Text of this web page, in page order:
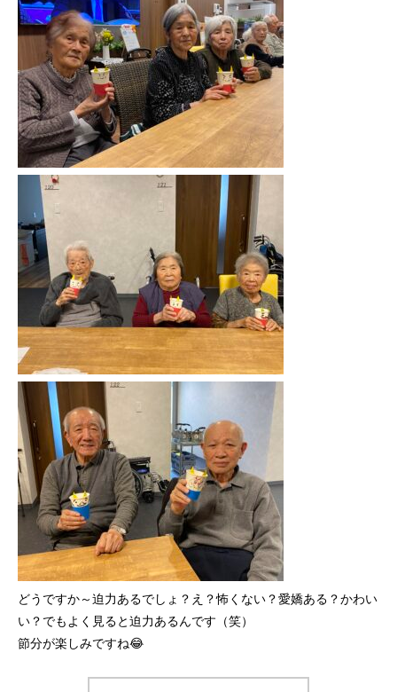
どうですか～迫力あるでしょ？え？怖くない？愛嬌ある？かわい
い？でもよく見ると迫力あるんです（笑）
節分が楽しみですね😂